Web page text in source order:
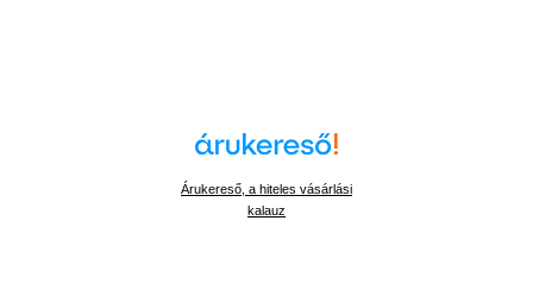
Árukereső, a hiteles vásárlási
kalauz